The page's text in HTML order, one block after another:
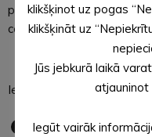
pirmsskolas vecumā un
centra deju studija “Move”.
Ieeja bez maksas.
klikšķinot uz pogas
klikšķināt uz
Jūs jebkurā laikā
atjauninot
Iegūt vairāk